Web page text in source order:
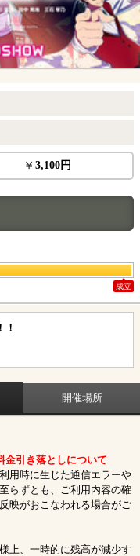
3,100円
成立
！
開催場所
金引き落としについて
用時に生じた通信エラーや
らずとも、ご利用内容の確
映がおこなわれる場合がご
上、一時的に残高が減少す